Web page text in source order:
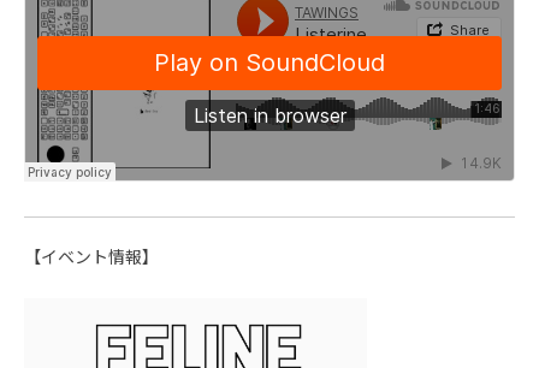
【イベント情報】